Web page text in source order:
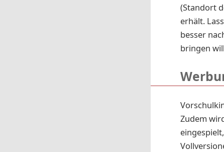
(Standort
erhält.
besser
bringen
Zudem